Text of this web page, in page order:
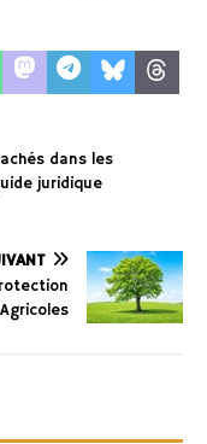
dans les
juridique